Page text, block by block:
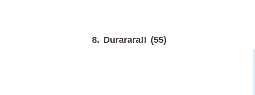
8. Durarara!! (55)